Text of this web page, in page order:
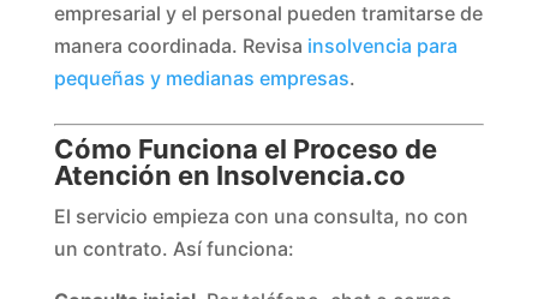
empresarial y el personal pueden tramitarse de
manera coordinada. Revisa insolvencia para
pequeñas y medianas empresas.
Cómo Funciona el Proceso de
Atención en Insolvencia.co
El servicio empieza con una consulta, no con
un contrato. Así funciona: